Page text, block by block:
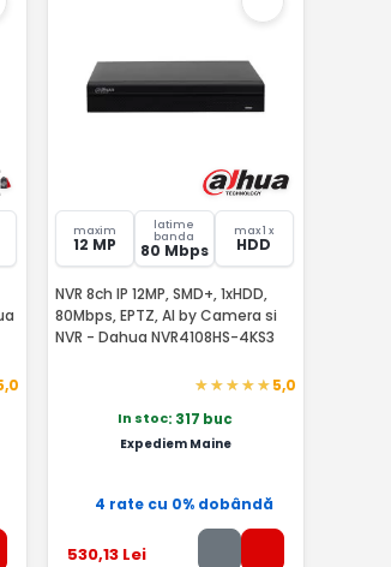
maxim
12 MP
latime
banda
80 Mbps
max 1 x
HDD
NVR 8ch IP 12MP, SMD+, 1xHDD,
80Mbps, EPTZ, AI by Camera si
NVR - Dahua NVR4108HS-4KS3
5,0
In stoc: 317 buc
Expediem Maine
4 rate cu 0% dobândă
530,13Lei